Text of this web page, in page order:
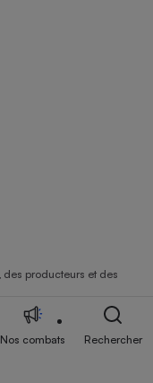
des producteurs et des
Nos combats Rechercher